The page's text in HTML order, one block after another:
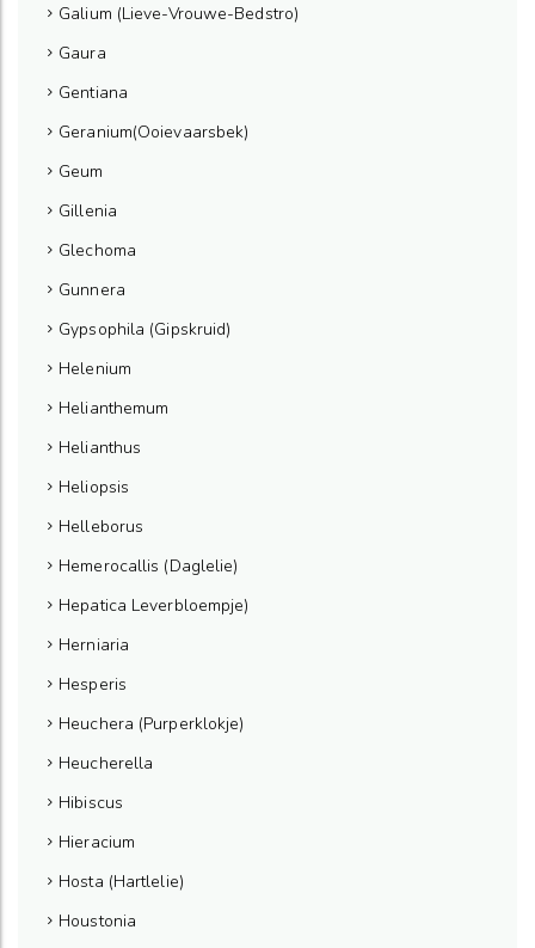
Galium (Lieve-Vrouwe-Bedstro)
Gaura
Gentiana
Geranium(Ooievaarsbek)
Geum
Gillenia
Glechoma
Gunnera
Gypsophila (Gipskruid)
Helenium
Helianthemum
Helianthus
Heliopsis
Helleborus
Hemerocallis (Daglelie)
Hepatica Leverbloempje)
Herniaria
Hesperis
Heuchera (Purperklokje)
Heucherella
Hibiscus
Hieracium
Hosta (Hartlelie)
Houstonia